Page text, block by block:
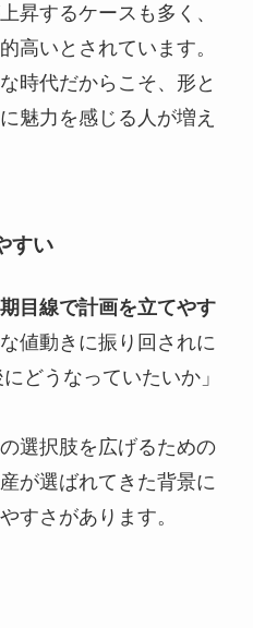
昇するケースも多く、
高いとされています。
時代だからこそ、形と
魅力を感じる人が増え
すい
目線で計画を立てやす
値動きに振り回されに
どうなっていたいか」
選択肢を広げるための
が選ばれてきた背景に
すさがあります。